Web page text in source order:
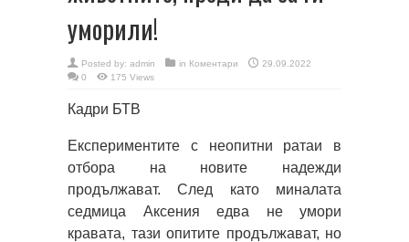
уморили!
Posted by: admin in Коментари
29.09.2022
0
175 Views
Кадри БТВ
Експериментите с неопитни ратаи в
отбора на новите надежди
продължават. След като миналата
седмица Аксения едва не умори
кравата, тази опитите продължават, но